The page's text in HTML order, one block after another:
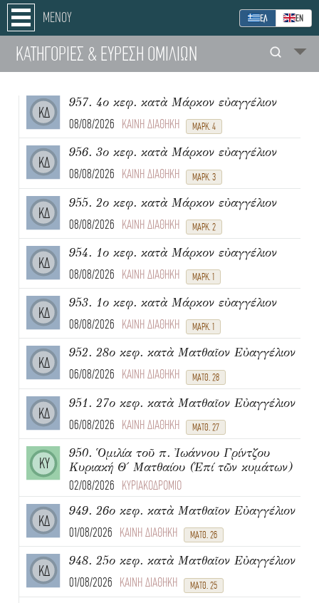
ΜΕΝΟΥ ΕΛ ΕΝ
ΚΑΤΗΓΟΡΙΕΣ & ΕΥΡΕΣΗ ΟΜΙΛΙΩΝ
ΚΔ
957. 4ο κεφ. κατὰ Μάρκον εὐαγγέλιον
08/08/2026 ΚΑΙΝΗ ΔΙΑΘΗΚΗ ΜΑΡΚ. 4
ΚΔ
956. 3ο κεφ. κατὰ Μάρκον εὐαγγέλιον
08/08/2026 ΚΑΙΝΗ ΔΙΑΘΗΚΗ ΜΑΡΚ. 3
ΚΔ
955. 2ο κεφ. κατὰ Μάρκον εὐαγγέλιον
08/08/2026 ΚΑΙΝΗ ΔΙΑΘΗΚΗ ΜΑΡΚ. 2
ΚΔ
954. 1ο κεφ. κατὰ Μάρκον εὐαγγέλιον
08/08/2026 ΚΑΙΝΗ ΔΙΑΘΗΚΗ ΜΑΡΚ. 1
ΚΔ
953. 1ο κεφ. κατὰ Μάρκον εὐαγγέλιον
08/08/2026 ΚΑΙΝΗ ΔΙΑΘΗΚΗ ΜΑΡΚ. 1
ΚΔ
952. 28ο κεφ. κατὰ Ματθαῖον Εὐαγγέλιον
06/08/2026 ΚΑΙΝΗ ΔΙΑΘΗΚΗ ΜΑΤΘ. 28
ΚΔ
951. 27ο κεφ. κατὰ Ματθαῖον Εὐαγγέλιον
06/08/2026 ΚΑΙΝΗ ΔΙΑΘΗΚΗ ΜΑΤΘ. 27
ΚΥ
950. Ὁμιλία τοῦ π. Ἰωάννου Γρίντζου
Κυριακή Θ΄ Ματθαίου (Ἐπί τῶν κυμάτων)
02/08/2026 ΚΥΡΙΑΚΟΔΡΟΜΙΟ
ΚΔ
949. 26ο κεφ. κατὰ Ματθαῖον Εὐαγγέλιον
01/08/2026 ΚΑΙΝΗ ΔΙΑΘΗΚΗ ΜΑΤΘ. 26
ΚΔ
948. 25ο κεφ. κατὰ Ματθαῖον Εὐαγγέλιον
01/08/2026 ΚΑΙΝΗ ΔΙΑΘΗΚΗ ΜΑΤΘ. 25